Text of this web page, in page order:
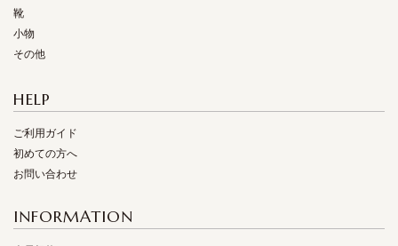
靴
小物
その他
HELP
ご利用ガイド
初めての方へ
お問い合わせ
INFORMATION